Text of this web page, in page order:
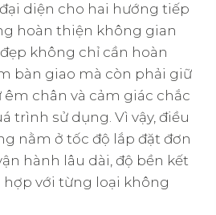
diện cho hai hướng tiếp
hoàn thiện không gian
không chỉ cần hoàn
bàn giao mà còn phải giữ
êm chân và cảm giác chắc
trình sử dụng. Vì vậy, điều
nằm ở tốc độ lắp đặt đơn
hành lâu dài, độ bền kết
hợp với từng loại không